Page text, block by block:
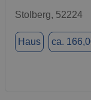
Stolberg, 52224
Haus ca.